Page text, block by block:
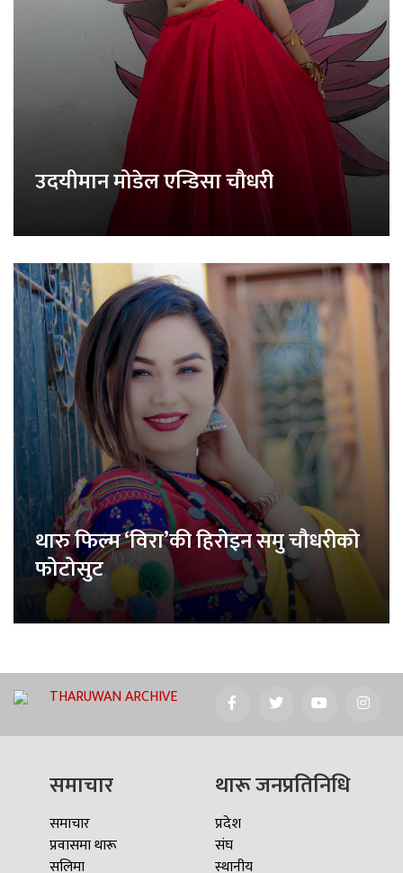
उदयीमान मोडेल एन्डिसा चौधरी
थारु फिल्म ‘विरा’की हिरोइन समु चौधरीको
फोटोसुट
THARUWAN ARCHIVE
समाचार
समाचार
प्रवासमा थारू
सलिमा
थारू जनप्रतिनिधि
प्रदेश
संघ
स्थानीय